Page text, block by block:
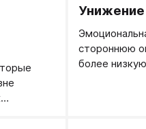
-
Унижение
стороннюю
более